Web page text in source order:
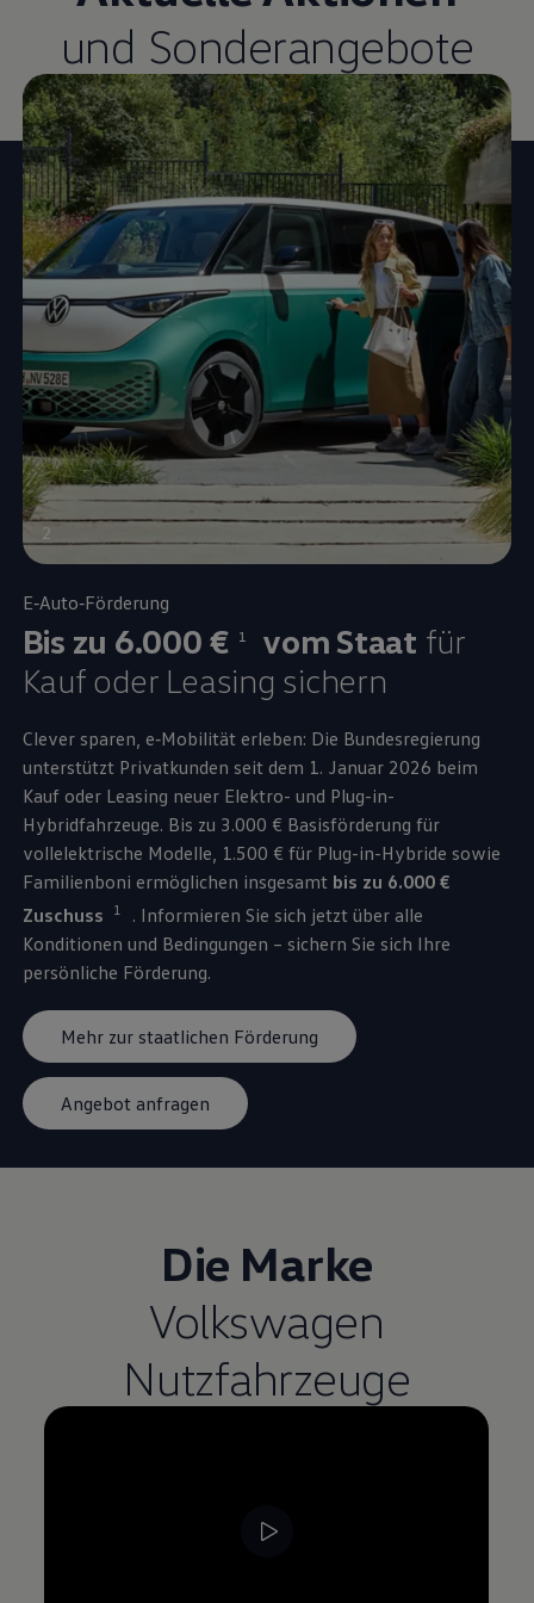
und Sonderangebote
E‑Auto‑Förderung
Bis zu 6.000 € 1 vom Staat für
Kauf oder Leasing sichern
2
Clever sparen, e‑Mobilität erleben: Die Bundesregierung
unterstützt Privatkunden seit dem 1. Januar 2026 beim
Kauf oder Leasing neuer Elektro- und Plug-in-
Hybridfahrzeuge. Bis zu 3.000 € Basisförderung für
vollelektrische Modelle, 1.500 € für Plug-in-Hybride sowie
Familienboni ermöglichen insgesamt bis zu 6.000 €
Zuschuss
1
. Informieren Sie sich jetzt über alle
Konditionen und Bedingungen – sichern Sie sich Ihre
persönliche Förderung.
Mehr zur staatlichen Förderung
Angebot anfragen
Die Marke
Volkswagen
Nutzfahrzeuge